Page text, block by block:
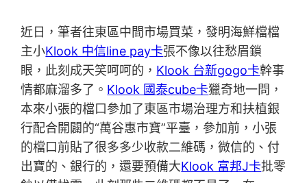
近日，筆者往東區中間市場買菜，發明海鮮檔檔
主小Klook 中信line pay卡張不像以往愁眉鎖
眼，此刻成天笑呵呵的， Klook 台新gogo卡幹事
情都麻溜多了。 Klook 國泰cube卡獵奇地一問，
本來小張的檔口參加了東區市場治理方和扶植銀
行配合開闢的“萬谷惠市寶”平臺，參加前，小張
的檔口前貼了很多多少收款二維碼，微信的、付
出寶的、銀行的，還要預備大Klook 富邦J卡批零